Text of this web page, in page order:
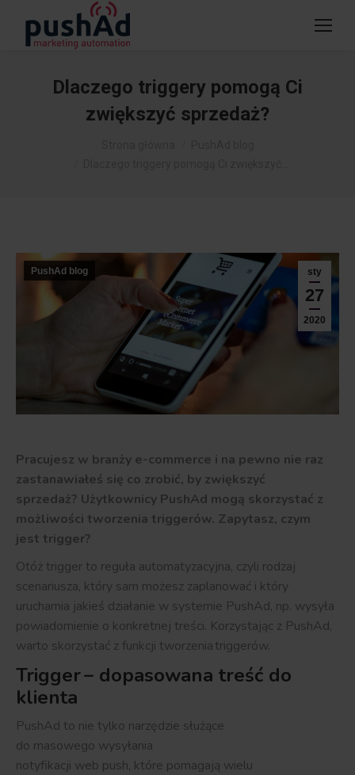
Dlaczego triggery pomogą Ci
zwiększyć sprzedaż?
sty
27
2020
PushAd blog
Pracujesz w branży e-commerce i na pewno nie raz
zastanawiałeś się co zrobić, by zwiększyć
sprzedaż? Użytkownicy PushAd mogą skorzystać z
możliwości tworzenia triggerów. Zapytasz, czym
jest trigger?
Otóż trigger to reguła automatyzacyjna, czyli rodzaj
scenariusza, który sam możesz zaplanować i który
uruchamia jakieś działanie w systemie PushAd, np. wysyła
powiadomienie o konkretnej treści. Korzystając z PushAd,
warto skorzystać z funkcji tworzeniatriggerów.
Trigger– dopasowana treść do
klienta
PushAd to nie tylko narzędzie służące
do masowego wysyłania
notyfikacji web push, które pomagają wielu